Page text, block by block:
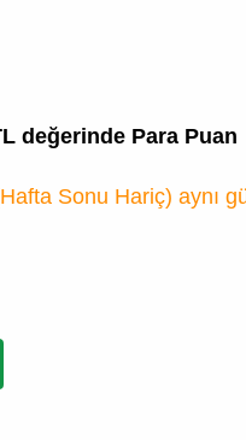
değerinde Para Puan
Sonu Hariç) aynı